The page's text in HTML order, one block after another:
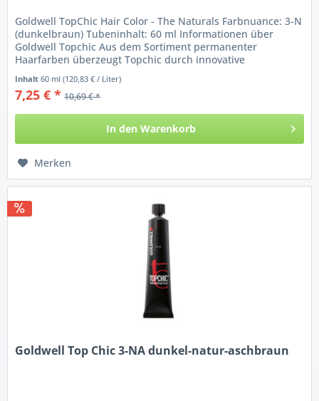
Goldwell TopChic Hair Color - The Naturals Farbnuance: 3-N
(dunkelbraun) Tubeninhalt: 60 ml Informationen über
Goldwell Topchic Aus dem Sortiment permanenter
Haarfarben überzeugt Topchic durch innovative
Farbtechnologie, die...
Inhalt60 ml(120,83 € / Liter)
7,25 € * 10,69 € *
In den Warenkorb
Merken
Goldwell Top Chic 3-NA dunkel-natur-aschbraun